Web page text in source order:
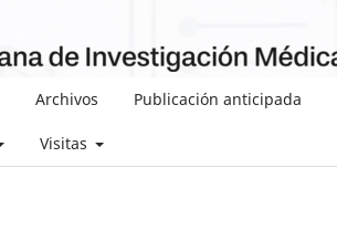
Archivos Publicación anticipada
Visitas